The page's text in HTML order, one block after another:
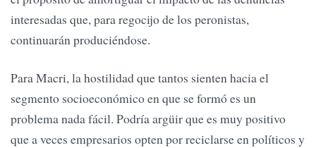
interesadas que, para regocijo de los peronistas,
continuarán produciéndose.
Para Macri, la hostilidad que tantos sienten hacia el
segmento socioeconómico en que se formó es un
problema nada fácil. Podría argüir que es muy positivo
que a veces empresarios opten por reciclarse en políticos y